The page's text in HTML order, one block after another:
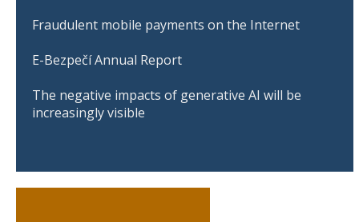
Fraudulent mobile payments on the Internet
E-Bezpečí Annual Report
The negative impacts of generative AI will be
increasingly visible